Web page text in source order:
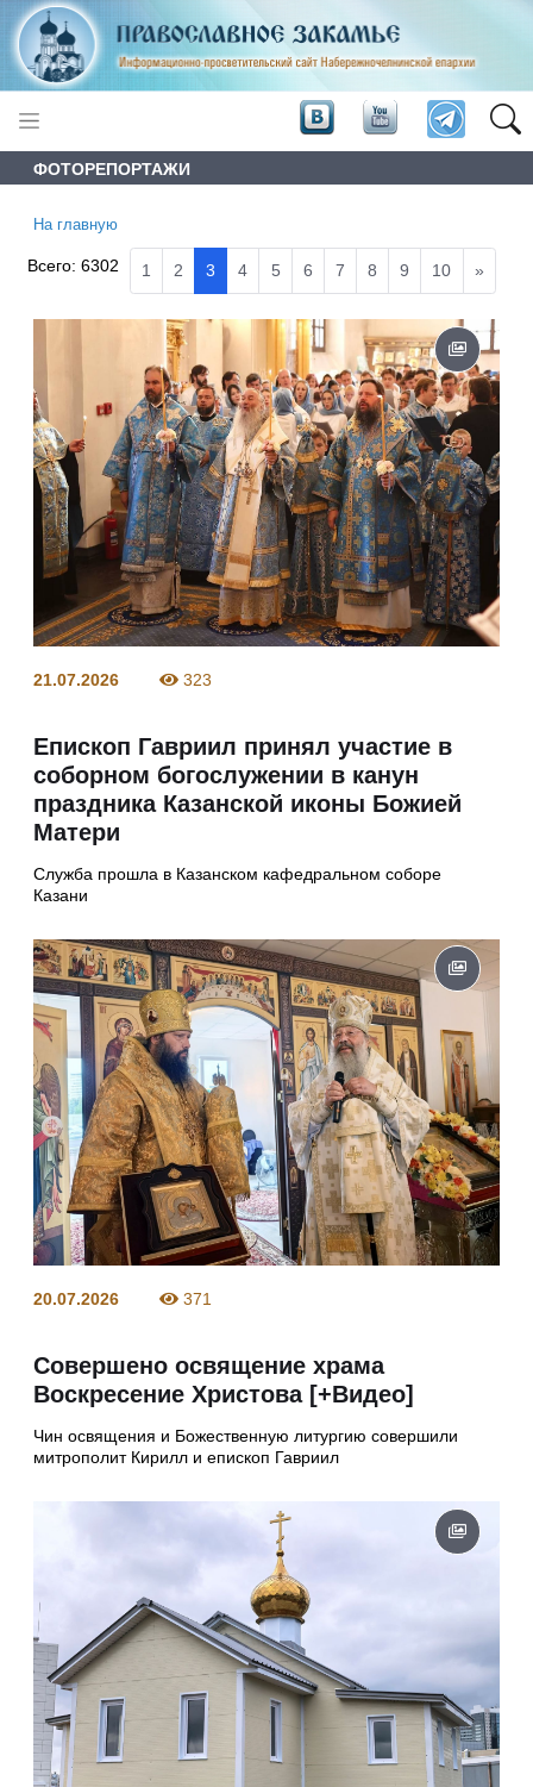
ФОТОРЕПОРТАЖИ
На главную
Всего:6302 1 2 3 4 5 6 7 8 9 10 »
21.07.2026 323
Епископ Гавриил принял участие в
соборном богослужении в канун
праздника Казанской иконы Божией
Матери
Служба прошла в Казанском кафедральном соборе
Казани
20.07.2026 371
Совершено освящение храма
Воскресение Христова [+Видео]
Чин освящения и Божественную литургию совершили
митрополит Кирилл и епископ Гавриил